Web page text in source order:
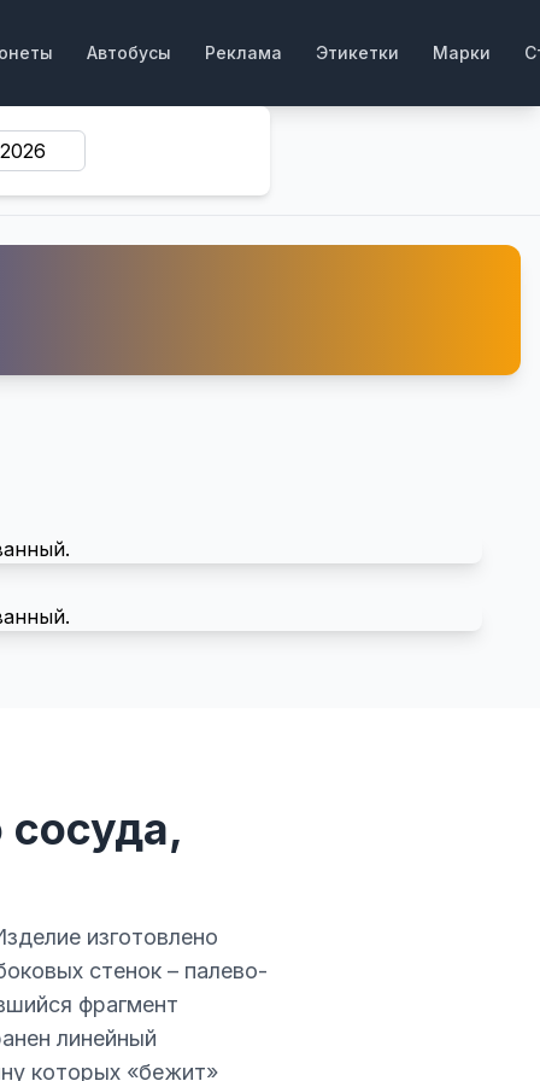
Автобусы Реклама Этикетки Марки
изготовлено
стенок – палево-
фрагмент
линейный
которых «бежит»